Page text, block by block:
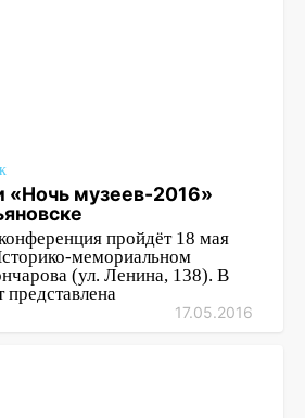
«Ночь музеев-2016»
пройдёт 18 мая
мемориальном
(ул. Ленина, 138). В
представлена
17.05.2016